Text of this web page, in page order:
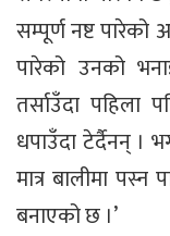
सम्पूर्ण नष्ट पारेको
पारेको उनको
तर्साउँदा पहिला
धपाउँदा टेर्दैनन् ।
मात्र बालीमा
बनाएको छ ।’